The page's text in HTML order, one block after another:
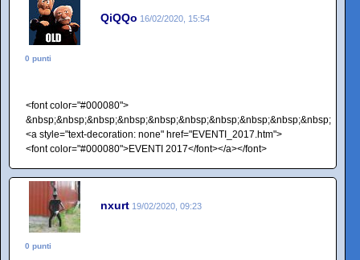
QiQQo 16/02/2020, 15:54
0 punti
<font color="#000080">
&nbsp;&nbsp;&nbsp;&nbsp;&nbsp;&nbsp;&nbsp;&nbsp;&nbsp;&nbsp;
<a style="text-decoration: none" href="EVENTI_2017.htm">
<font color="#000080">EVENTI 2017</font></a></font>
nxurt 19/02/2020, 09:23
0 punti